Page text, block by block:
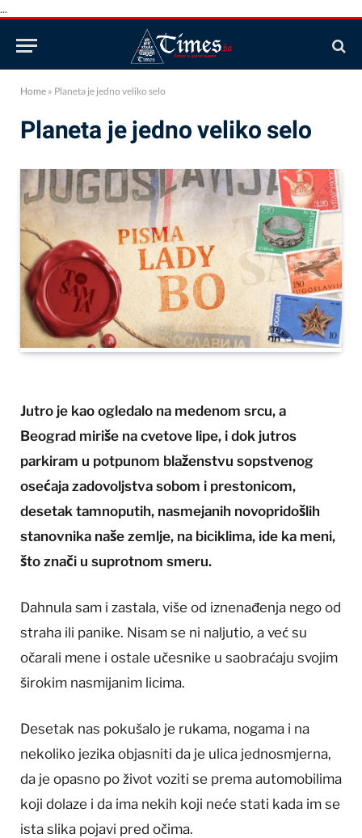
...
Home » Planeta je jedno veliko selo
Planeta je jedno veliko selo
Jutro je kao ogledalo na medenom srcu, a
Beograd miriše na cvetove lipe, i dok jutros
parkiram u potpunom blaženstvu sopstvenog
osećaja zadovoljstva sobom i prestonicom,
desetak tamnoputih, nasmejanih novopridošlih
stanovnika naše zemlje, na biciklima, ide ka meni,
što znači u suprotnom smeru.
Dahnula sam i zastala, više od iznenađenja nego od
straha ili panike. Nisam se ni naljutio, a već su
očarali mene i ostale učesnike u saobraćaju svojim
širokim nasmijanim licima.
Desetak nas pokušalo je rukama, nogama i na
nekoliko jezika objasniti da je ulica jednosmjerna,
da je opasno po život voziti se prema automobilima
koji dolaze i da ima nekih koji neće stati kada im se
ista slika pojavi pred očima.